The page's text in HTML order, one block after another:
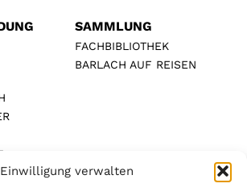
Einwilligung verwalten
SAMMLUNG
FACHBIBLIOTHEK
BARLACH AUF REISEN